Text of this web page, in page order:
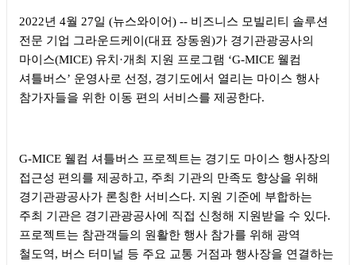
2022년 4월 27일 (뉴스와이어) -- 비즈니스 모빌리티 솔루션
전문 기업 그라운드케이(대표 장동원)가 경기관광공사의
마이스(MICE) 유치·개최 지원 프로그램 ‘G-MICE 웰컴
셔틀버스’ 운영사로 선정, 경기도에서 열리는 마이스 행사
참가자들을 위한 이동 편의 서비스를 제공한다.
G-MICE 웰컴 셔틀버스 프로젝트는 경기도 마이스 행사장의
접근성 편의를 제공하고, 주최 기관의 만족도 향상을 위해
경기관광공사가 론칭한 서비스다. 지원 기준에 부합하는
주최 기관은 경기관광공사에 직접 신청해 지원받을 수 있다.
프로젝트는 참관객들의 원활한 행사 참가를 위해 광역
철도역, 버스 터미널 등 주요 교통 거점과 행사장을 연결하는